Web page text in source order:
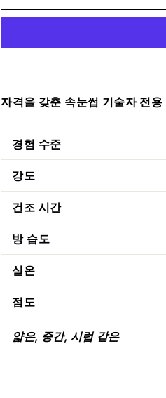
자격을 갖춘 속눈썹 기술자 전
경험 수준
강도
건조 시간
방 습도
실온
점도
얇은, 중간, 시럽 같은